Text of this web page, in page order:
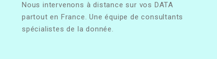
Nous intervenons à distance sur vos DATA
partout en France. Une équipe de consultants
spécialistes de la donnée.